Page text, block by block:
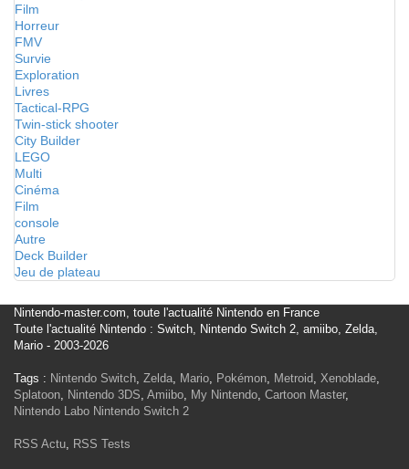
Film
Horreur
FMV
Survie
Exploration
Livres
Tactical-RPG
Twin-stick shooter
City Builder
LEGO
Multi
Cinéma
Film
console
Autre
Deck Builder
Jeu de plateau
Nintendo-master.com, toute l'actualité Nintendo en France
Toute l'actualité Nintendo : Switch, Nintendo Switch 2, amiibo, Zelda,
Mario - 2003-2026
Tags : Nintendo Switch, Zelda, Mario, Pokémon, Metroid, Xenoblade,
Splatoon, Nintendo 3DS, Amiibo, My Nintendo, Cartoon Master,
Nintendo Labo Nintendo Switch 2
RSS Actu, RSS Tests